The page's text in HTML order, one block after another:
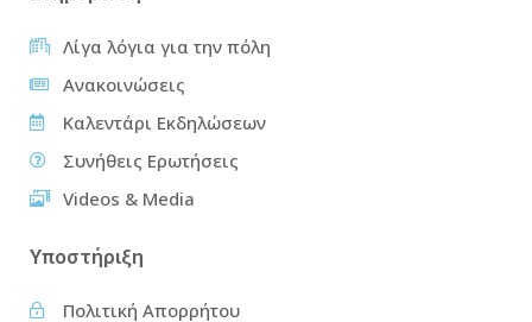
Λίγα λόγια για την πόλη
Ανακοινώσεις
Καλεντάρι Εκδηλώσεων
Συνήθεις Ερωτήσεις
Videos & Media
Υποστήριξη
Πολιτική Απορρήτου